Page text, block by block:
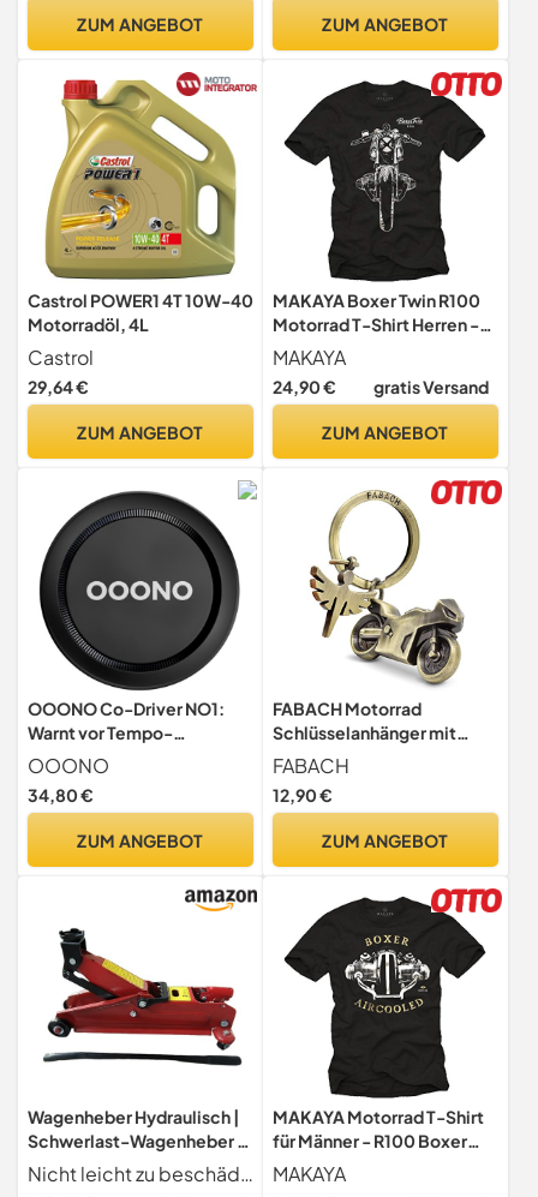
ZUM ANGEBOT
hydraulische
Montagebock Klapp
Hebebühne Plattform
ZUM ANGEBOT
Castrol POWER1 4T 10W-40
Motorradöl, 4L
Castrol
29,64 €
ZUM ANGEBOT
MAKAYA Boxer Twin R100
Motorrad T-Shirt Herren -
Cafe Racer - Geschenke für
Motorradfahrer Schwarz L
MAKAYA
24,90 € gratis Versand
ZUM ANGEBOT
OOONO Co-Driver NO1:
Warnt vor Tempo-
Kontrollen und Gefahren im
Straßenverkehr in Echtzeit
- Automatisch aktiv nach
Smartphone über Bluetooth
OOONO
34,80 €
ZUM ANGEBOT
FABACH Motorrad
Schlüsselanhänger mit
Schutzengel - Geschenk
Engel Schlüsselanhänger
für Motorradfahrer -
Glücksbringer Fahr
FABACH
12,90 €
ZUM ANGEBOT
Wagenheber Hydraulisch |
Schwerlast-Wagenheber 3
Tonnen | Auto- &
Motorradbedarf für
Nicht leicht zu beschädigen ein zuverlässiges Fahrzeugwartungswerkzeug, dieser Wagenheber kombiniert getestete Haltbarkeit, eine robuste Kapazität von 3 Tonnen und eine verstärkte Struktur, bietet sicheres und effektives Heben für Auto und Anhänger in jeder Situation
MAKAYA Motorrad T-Shirt
für Männer - R100 Boxer
Motor - Geschenke für
Motorradfahrer Biker
MAKAYA